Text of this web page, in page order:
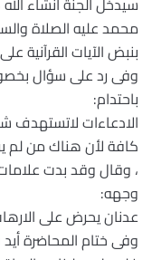
محمد عليه الصلاة
بنبض الآيات القرآنية
وفى رد على سؤال
باحتدام:
الادعاءات
كافة لأن هناك من لم
، وقال وقد بدت
وجهه:
عدنان يحرض على
وفى ختام المحاضرة